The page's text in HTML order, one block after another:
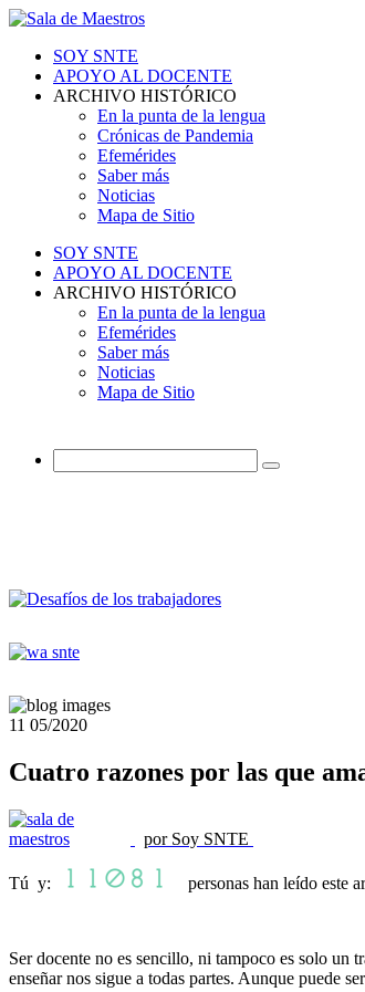
SOY SNTE
APOYO AL DOCENTE
ARCHIVO HISTÓRICO
En la punta de la lengua
Crónicas de Pandemia
Efemérides
Saber más
Noticias
Mapa de Sitio
SOY SNTE
APOYO AL DOCENTE
ARCHIVO HISTÓRICO
En la punta de la lengua
Efemérides
Saber más
Noticias
Mapa de Sitio
11 05/2020
Cuatro razones por las que
por Soy SNTE
Tú y: personas han leído este
Ser docente no es sencillo, ni tampoco es solo un
enseñar nos sigue a todas partes. Aunque puede